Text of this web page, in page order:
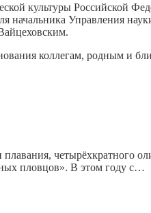
культуры Российской
Управления
коллегам, родным и
четырёхкратного
пловцов». В этом году с…